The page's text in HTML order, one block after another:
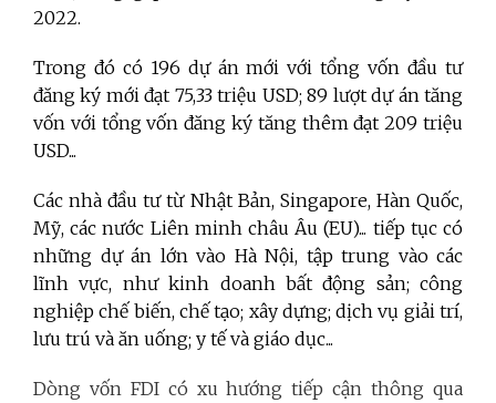
2022.
Trong đó có 196 dự án mới với tổng vốn đầu tư
đăng ký mới đạt 75,33 triệu USD; 89 lượt dự án tăng
vốn với tổng vốn đăng ký tăng thêm đạt 209 triệu
USD...
Các nhà đầu tư từ Nhật Bản, Singapore, Hàn Quốc,
Mỹ, các nước Liên minh châu Âu (EU)... tiếp tục có
những dự án lớn vào Hà Nội, tập trung vào các
lĩnh vực, như kinh doanh bất động sản; công
nghiệp chế biến, chế tạo; xây dựng; dịch vụ giải trí,
lưu trú và ăn uống; y tế và giáo dục...
Dòng vốn FDI có xu hướng tiếp cận thông qua